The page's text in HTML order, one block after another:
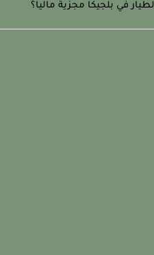
في بلجيكا مجزية مالياً؟